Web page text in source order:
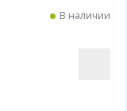
В наличии